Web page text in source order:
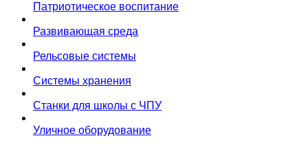
Патриотическое воспитание
Развивающая среда
Рельсовые системы
Системы хранения
Станки для школы с ЧПУ
Уличное оборудование